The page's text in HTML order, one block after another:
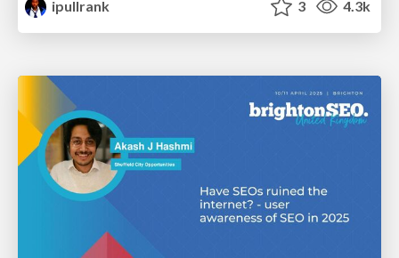
ipullrank
3 4.3k